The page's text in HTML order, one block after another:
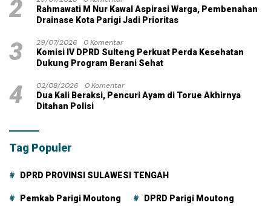
2
Rahmawati M Nur Kawal Aspirasi Warga, Pembenahan
Drainase Kota Parigi Jadi Prioritas
3 29/07/2026
0 Komentar
Komisi IV DPRD Sulteng Perkuat Perda Kesehatan
Dukung Program Berani Sehat
4 02/08/2026
0 Komentar
Dua Kali Beraksi, Pencuri Ayam di Torue Akhirnya
Ditahan Polisi
Tag Populer
DPRD PROVINSI SULAWESI TENGAH
Pemkab Parigi Moutong DPRD Parigi Moutong